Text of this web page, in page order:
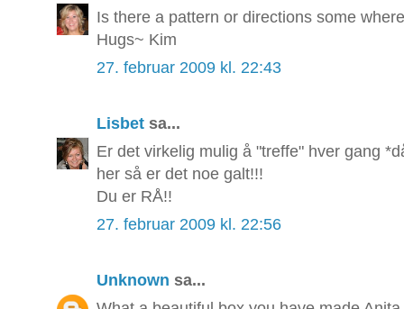
Is there a pattern or directions some
Hugs~ Kim
27. februar 2009 kl. 22:43
Lisbet sa...
Er det virkelig mulig å "treffe" hver gang
her så er det noe galt!!!
Du er RÅ!!
27. februar 2009 kl. 22:56
Unknown sa...